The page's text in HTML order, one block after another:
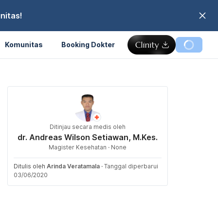
Komunitas Booking Dokter
Ditinjau secara medis oleh
dr. Andreas Wilson Setiawan, M.Kes.
Magister Kesehatan · None
Ditulis oleh Arinda Veratamala · Tanggal diperbarui
03/06/2020